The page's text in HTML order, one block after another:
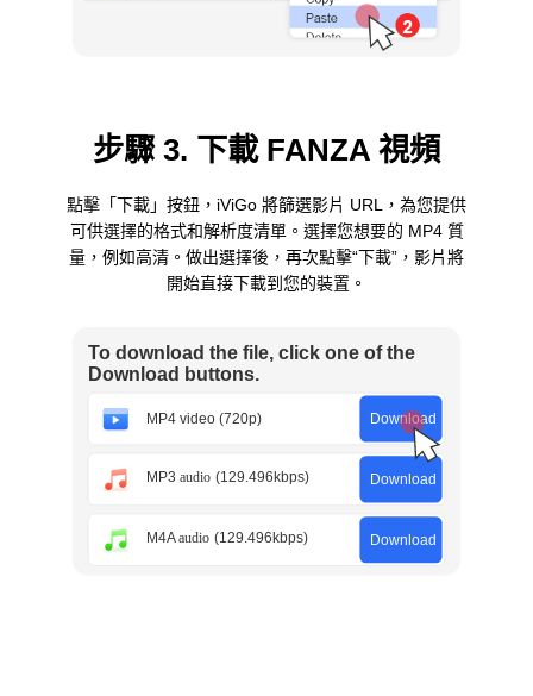
步驟 3. 下載 FANZA 視頻
點擊「下載」按鈕，iViGo 將篩選影片 URL，為您提供
可供選擇的格式和解析度清單。選擇您想要的 MP4 質
量，例如高清。做出選擇後，再次點擊“下載”，影片將
開始直接下載到您的裝置。